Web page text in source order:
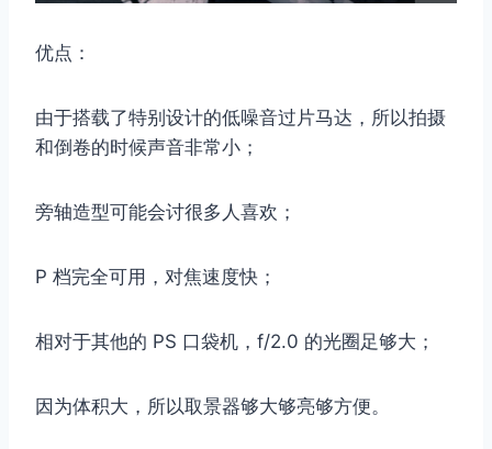
优点：
由于搭载了特别设计的低噪音过片马达，所以拍摄
和倒卷的时候声音非常小；
旁轴造型可能会讨很多人喜欢；
P 档完全可用，对焦速度快；
相对于其他的 PS 口袋机，f/2.0 的光圈足够大；
因为体积大，所以取景器够大够亮够方便。